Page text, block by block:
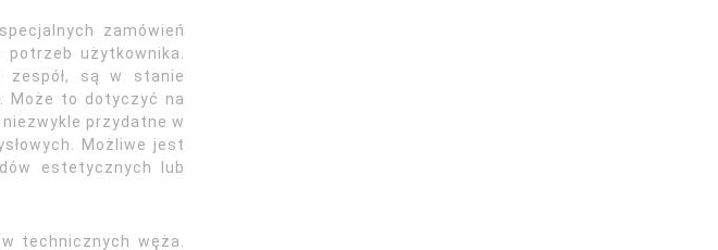
zamówień
użytkownika.
zespół, są w stanie
Może to dotyczyć na
przydatne w
Możliwe jest
estetycznych lub
technicznych węża.